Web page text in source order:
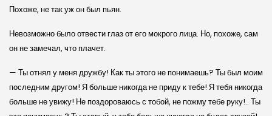
Похоже, не так уж он был пьян.
Невозможно было отвести глаз от его мокрого лица. Но, похоже, сам
он не замечал, что плачет.
— Ты отнял у меня дружбу! Как ты этого не понимаешь? Ты был моим
последним другом! Я больше никогда не приду к тебе! Я тебя никогда
больше не увижу! Не поздороваюсь с тобой, не пожму тебе руку!.. Ты